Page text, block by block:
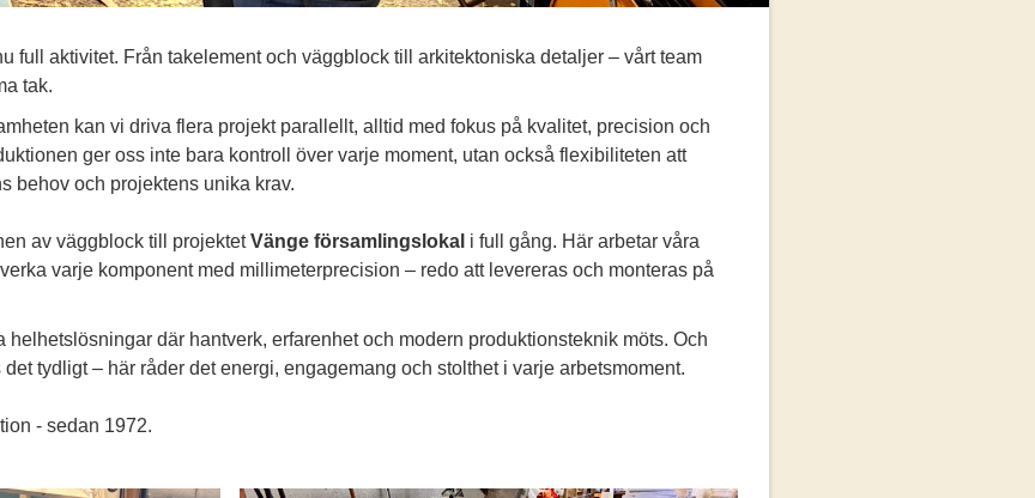
full aktivitet. Från tak­element och väggblock till arkitektoniska detaljer – vårt team
tak.
kan vi driva flera projekt parallellt, alltid med fokus på kvalitet, precision och
ger oss inte bara kontroll över varje moment, utan också flexibiliteten att
behov och projektens unika krav.
av väggblock till projektetVänge församlingslokal i full gång. Här arbetar våra
varje komponent med millimeterprecision – redo att levereras och monteras på
helhetslösningar där hantverk, erfarenhet och modern produktionsteknik möts. Och
tydligt – här råder det energi, engagemang och stolthet i varje arbetsmoment.
- sedan 1972.